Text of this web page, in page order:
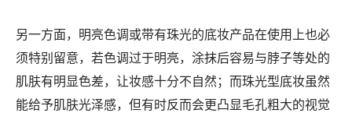
另一方面，明亮色调或带有珠光的底妆产品在使用上也必
须特别留意，若色调过于明亮，涂抹后容易与脖子等处的
肌肤有明显色差，让妆感十分不自然；而珠光型底妆虽然
能给予肌肤光泽感，但有时反而会更凸显毛孔粗大的视觉